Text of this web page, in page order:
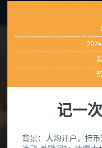
记一
背景：人均开户，持